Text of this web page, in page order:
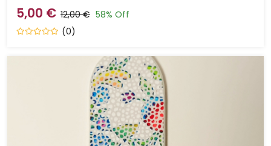
5,00 € 12,00 € 58% Off
(0)